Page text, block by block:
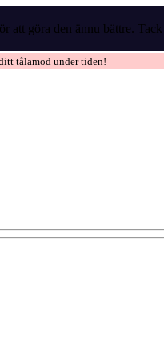
att göra den ännu bättre.
tålamod under tiden!